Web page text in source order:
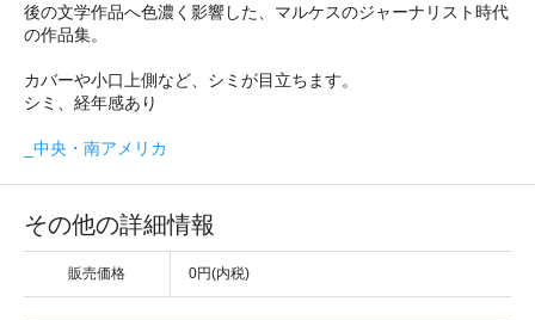
後の文学作品へ色濃く影響した、マルケスのジャーナリスト時代
の作品集。
カバーや小口上側など、シミが目立ちます。
シミ、経年感あり
_中央・南アメリカ
その他の詳細情報
販売価格 0円(内税)